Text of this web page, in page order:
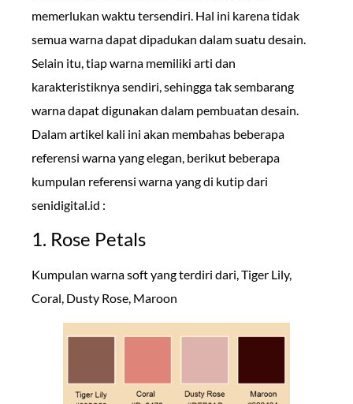
memerlukan waktu tersendiri. Hal ini karena tidak
semua warna dapat dipadukan dalam suatu desain.
Selain itu, tiap warna memiliki arti dan
karakteristiknya sendiri, sehingga tak sembarang
warna dapat digunakan dalam pembuatan desain.
Dalam artikel kali ini akan membahas beberapa
referensi warna yang elegan, berikut beberapa
kumpulan referensi warna yang di kutip dari
senidigital.id :
1. Rose Petals
Kumpulan warna soft yang terdiri dari, Tiger Lily,
Coral, Dusty Rose, Maroon